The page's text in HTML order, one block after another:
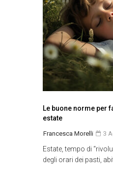
Le buone norme per
estate
Francesca Morelli 3
Estate, tempo di
degli orari dei pasti,